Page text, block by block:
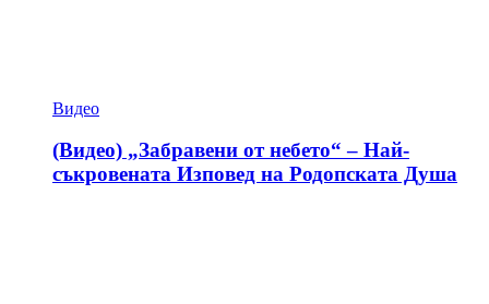
Видео
(Видео) „Забравени от небето“ – Най-
съкровената Изповед на Родопската Душа